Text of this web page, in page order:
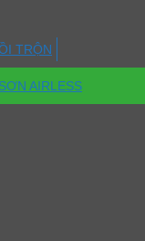
TRỘN
AIRLESS